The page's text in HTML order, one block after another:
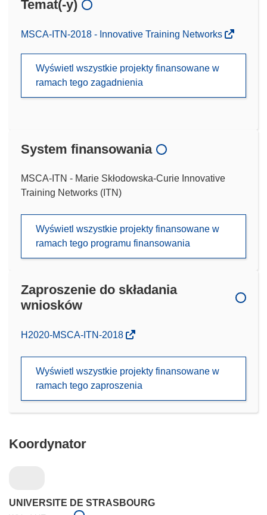
Temat(-y)
MSCA-ITN-2018 - Innovative Training Networks
Wyświetl wszystkie projekty finansowane w
ramach tego zagadnienia
System finansowania
MSCA-ITN - Marie Skłodowska-Curie Innovative
Training Networks (ITN)
Wyświetl wszystkie projekty finansowane w
ramach tego programu finansowania
Zaproszenie do składania
wniosków
(odnośnik
nowym
H2020-MSCA-ITN-2018
Wyświetl wszystkie projekty finansowane w
ramach tego zaproszenia
Koordynator
UNIVERSITE DE STRASBOURG